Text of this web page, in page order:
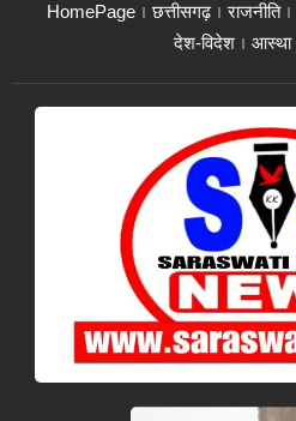
HomePage छत्तीसगढ़ राजनीति
देश-विदेश
आस्था